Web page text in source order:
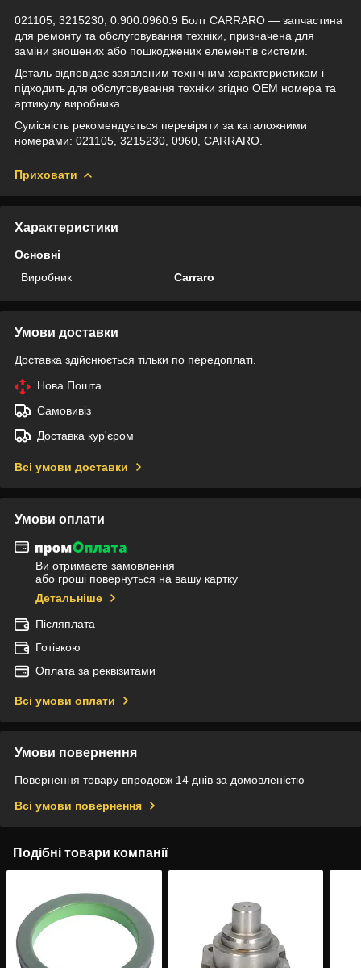
021105, 3215230, 0.900.0960.9 Болт CARRARO — запчастина
для ремонту та обслуговування техніки, призначена для
заміни зношених або пошкоджених елементів системи.
Деталь відповідає заявленим технічним характеристикам і
підходить для обслуговування техніки згідно OEM номера та
артикулу виробника.
Сумісність рекомендується перевіряти за каталожними
номерами: 021105, 3215230, 0960, CARRARO.
Приховати
Характеристики
Основні
Виробник
Carraro
Умови доставки
Доставка здійснюється тільки по передоплаті.
Нова Пошта
Самовивіз
Доставка кур'єром
Всі умови доставки
Умови оплати
Ви отримаєте замовлення
або гроші повернуться на вашу картку
Детальніше
Післяплата
Готівкою
Оплата за реквізитами
Всі умови оплати
Умови повернення
Повернення товару впродовж 14 днів за домовленістю
Всі умови повернення
Подібні товари компанії